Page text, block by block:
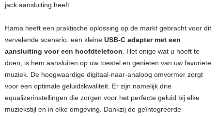
jack aansluiting heeft.
Hama heeft een praktische oplossing op de markt gebracht voor dit
vervelende scenario: een kleine USB-C adapter met een
aansluiting voor een hoofdtelefoon . Het enige wat u hoeft te
doen, is hem aansluiten op uw toestel en genieten van uw favoriete
muziek. De hoogwaardige digitaal-naar-analoog omvormer zorgt
voor een optimale geluidskwaliteit. Er zijn namelijk drie
equalizerinstellingen die zorgen voor het perfecte geluid bij elke
muziekstijl en in elke omgeving. Dankzij de geïntegreerde